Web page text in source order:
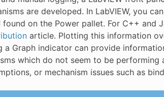
are developed. In LabVIEW, you
on the Power pallet. For C++ and
article. Plotting this information
a Graph indicator can provide
which do not seem to be
or mechanism issues such as